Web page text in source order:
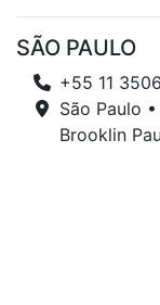
SÃO PAULO
+55 11
São Paulo
Brooklin